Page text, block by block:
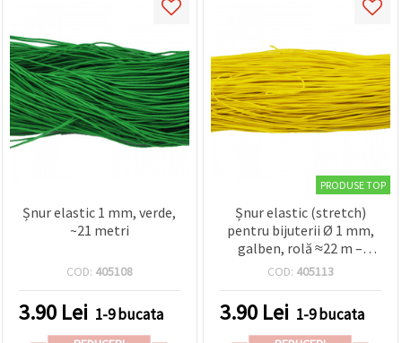
Șnur elastic 1 mm, verde,
~21 metri
COD: 405108
3.90 Lei 1-9 bucata
PRODUSE TOP
Șnur elastic (stretch)
pentru bijuterii Ø 1 mm,
galben, rolă ≈22 m –
pentru brățări, coliere,
proiecte handmade/DIY
COD: 405113
3.90 Lei 1-9 bucata